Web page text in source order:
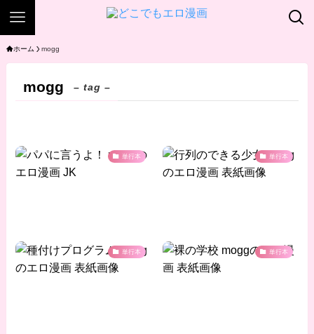
ホーム mogg
mogg – tag –
単行本 単行本
単行本 単行本